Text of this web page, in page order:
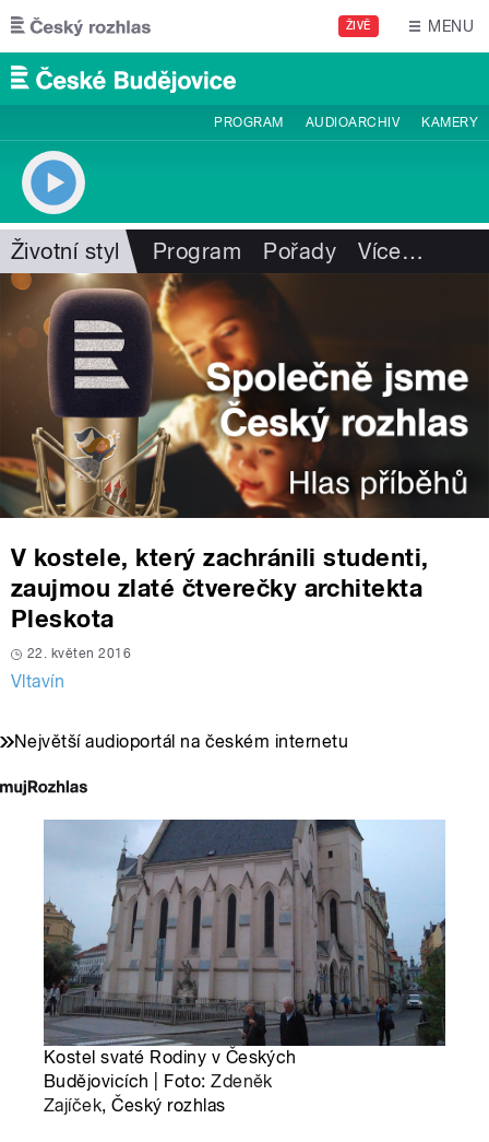
Přejít k hlavnímu obsahu
ŽIVĚ MENU
PROGRAM AUDIOARCHIV KAMERY
Životní styl Program Pořady Více…
V kostele, který zachránili studenti,
zaujmou zlaté čtverečky architekta
Pleskota
22. květen 2016
Vltavín
Největší audioportál na českém internetu
Kostel svaté Rodiny v Českých
Budějovicích | Foto:Zdeněk
Zajíček, Český rozhlas